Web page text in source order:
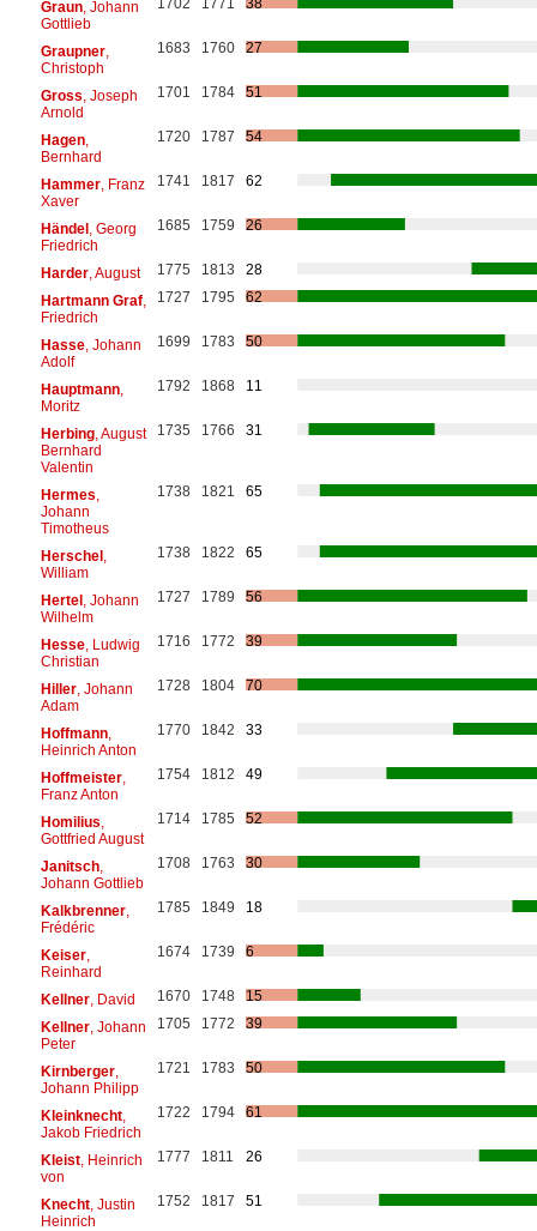
Graun, Johann
Gottlieb
1702 1771 38
Graupner,
Christoph
1683 1760 27
Gross , Joseph
Arnold
1701 1784 51
Hagen,
Bernhard
1720 1787 54
Hammer, Franz
Xaver
1741 1817 62
Händel, Georg
Friedrich
1685 1759 26
Harder, August 1775 1813
28
Hartmann Graf,
Friedrich
1727 1795 62
Hasse, Johann
Adolf
1699 1783 50
Hauptmann,
Moritz
1792 1868 11
Herbing, August
Bernhard
Valentin
1735 1766 31
Hermes
Johann
Timotheus
1738 1821 65
Herschel,
William
1738 1822 65
Hertel, Johann
Wilhelm
1727 1789 56
Hesse, Ludwig
Christian
1716 1772 39
Hiller, Johann
Adam
1728 1804 70
Hoffmann,
Heinrich Anton
1770 1842 33
Hoffmeister,
Franz Anton
1754 1812 49
Homilius
Gottfried August
1714 1785 52
Janitsch,
Johann Gottlieb
1708 1763 30
Kalkbrenner,
Frédéric
1785 1849 18
Keiser,
Reinhard
1674 1739 6
Kellner, David 1670 1748
15
Kellner, Johann
Peter
1705 1772 39
Kirnberger,
Johann Philipp
1721 1783 50
Kleinknecht,
Jakob Friedrich
1722 1794 61
Kleist, Heinrich
von
1777 1811 26
Knecht, Justin
Heinrich
1752 1817 51